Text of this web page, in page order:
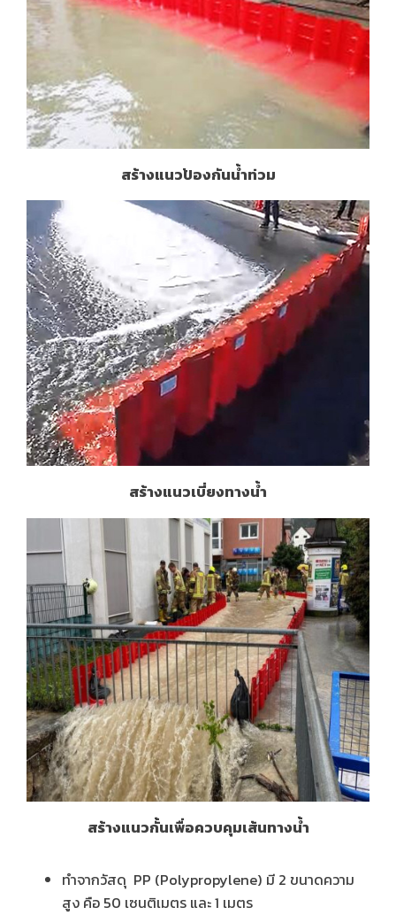
สร้างแนวป้องกันน้ำท่วม
สร้างแนวเบี่ยงทางน้ำ
สร้างแนวกั้นเพื่อควบคุมเส้นทางน้ำ
ทำจากวัสดุ PP (Polypropylene) มี 2 ขนาดความ
สูง คือ 50 เซนติเมตร และ 1 เมตร